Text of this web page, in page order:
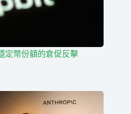
定幣份額的倉促反擊